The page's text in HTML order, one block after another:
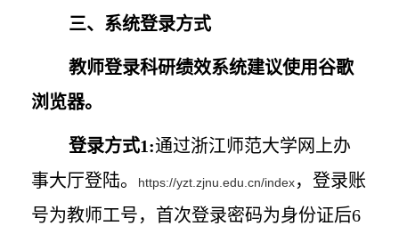
三、系统登录方式
教师登录科研绩效系统建议使用谷歌
浏览器。
登录方式1:通过浙江师范大学网上办
事大厅登陆。
https://yzt.zjnu.edu.cn/index，登录账
号为教师工号，首次登录密码为身份证后6